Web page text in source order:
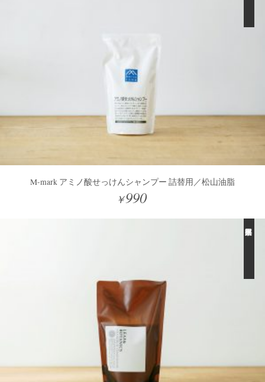
M-mark アミノ酸せっけんシャンプー 詰替用／松山油脂
￥990